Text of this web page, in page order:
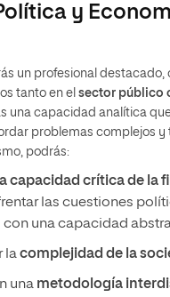
y
un profesional destacado,
tanto en el sector público
una capacidad analítica
problemas complejos y
podrás:
capacidad crítica de la
las cuestiones
una capacidad
lacomplejidad de la
una metodología